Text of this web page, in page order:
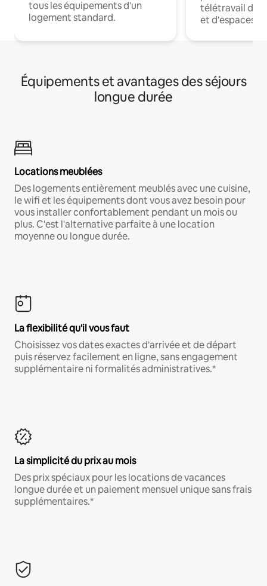
tous les équipements d'un
logement standard.
télétravail
et d'espaces
Équipements et avantages des séjours
longue durée
Locations meublées
Des logements entièrement meublés avec une cuisine,
le wifi et les équipements dont vous avez besoin pour
vous installer confortablement pendant un mois ou
plus. C'est l'alternative parfaite à une location
moyenne ou longue durée.
La flexibilité qu'il vous faut
Choisissez vos dates exactes d'arrivée et de départ
puis réservez facilement en ligne, sans engagement
supplémentaire ni formalités administratives.*
La simplicité du prix au mois
Des prix spéciaux pour les locations de vacances
longue durée et un paiement mensuel unique sans frais
supplémentaires.*